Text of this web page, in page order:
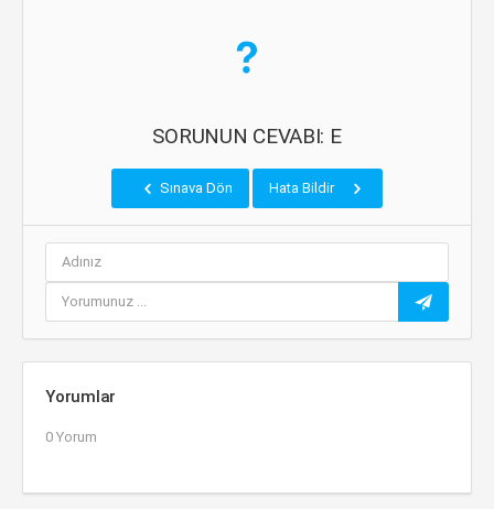
SORUNUN CEVABI: E
Sınava Dön Hata Bildir
Yorumlar
0 Yorum